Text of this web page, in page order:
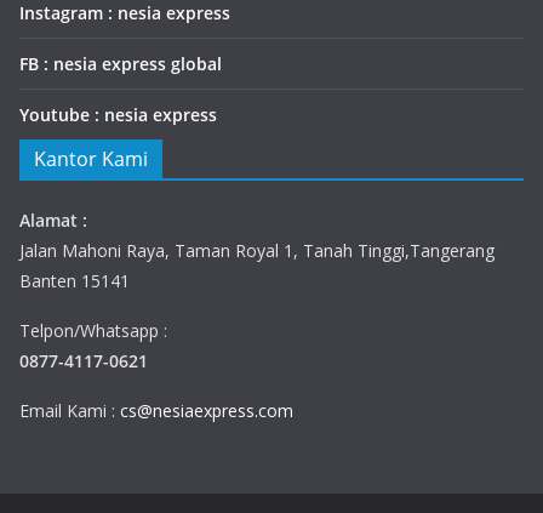
Instagram : nesia express
FB : nesia express global
Youtube : nesia express
Kantor Kami
Alamat :
Jalan Mahoni Raya, Taman Royal 1, Tanah Tinggi,Tangerang
Banten 15141
Telpon/Whatsapp :
0877-4117-0621
Email Kami : cs@nesiaexpress.com